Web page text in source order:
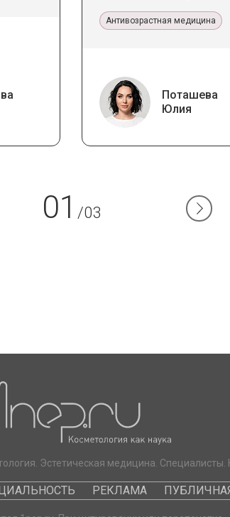
Антивозрастная медицина
Поташева
Юлия
01 /03
Эстетическая медицина.
РЕКЛАМА